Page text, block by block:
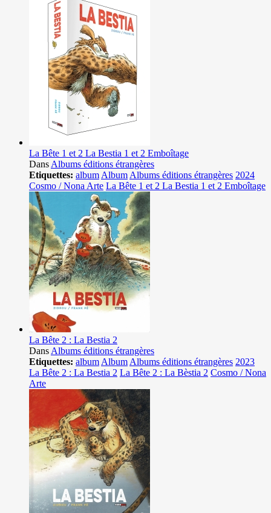
La Bête 1 et 2 La Bestia 1 et 2 Emboîtage
Dans Albums éditions étrangères
Etiquettes: album Album Albums éditions étrangères 2024
Cosmo / Nona Arte La Bête 1 et 2 La Bestia 1 et 2 Emboîtage
La Bête 2 : La Bestia 2
Dans Albums éditions étrangères
Etiquettes: album Album Albums éditions étrangères 2023
La Bête 2 : La Bestia 2 La Bête 2 : La Bèstia 2 Cosmo / Nona
Arte